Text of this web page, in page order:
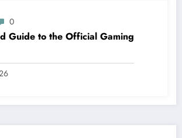
0
Guide to the Official Gaming